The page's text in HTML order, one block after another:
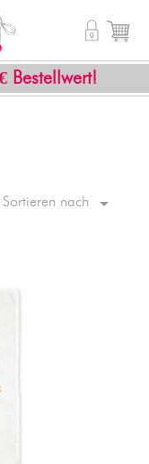
Bestellwert!
shopping_cart

Sortieren nach 